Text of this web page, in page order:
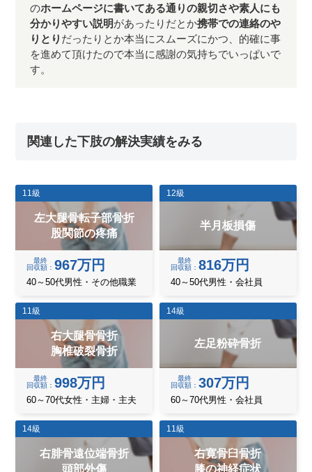
のホームページに書いてある通りの親切さや素人にも
分かりやすい説明があったりだとか携帯での連絡のや
りとり だったりとか本当にスムーズにかつ、的確に事
を進めて頂けたので本当に感謝の気持ちでいっぱいで
す。
関連した下肢の解決実績をみる
11級
左大腿骨転子部骨折
股関節の疼痛
最終
回収額
967万円
40～50代男性・その他職業
12級
半月板損傷
最終
回収額
816万円
40～50代男性・会社員
11級
右大腿骨骨折
胸椎破裂骨折
最終
回収額
998万円
60～70代女性・主婦・主夫
14級
左足粉砕骨折
最終
回収額
307万円
60～70代男性・会社員
14級
右腓骨遠位端骨折
頭部外傷
11級
右寛骨臼骨折
膝の神経症状